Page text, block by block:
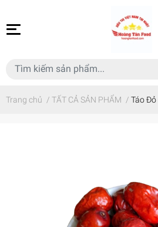
Trang chủ / TẤT CẢ SẢN PHẨM / Táo Đỏ